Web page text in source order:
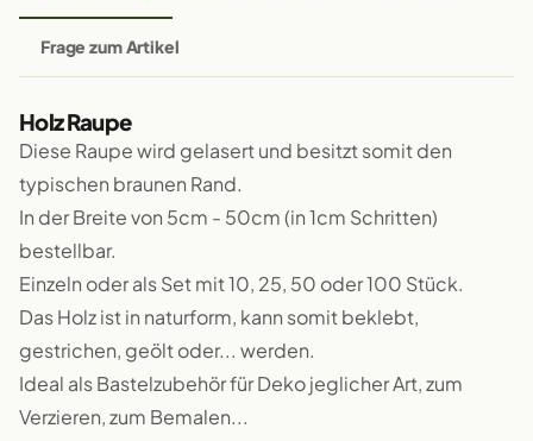
Frage zum Artikel
Holz Raupe
Diese Raupe wird gelasert und besitzt somit den
typischen braunen Rand.
In der Breite von 5cm - 50cm (in 1cm Schritten)
bestellbar.
Einzeln oder als Set mit 10, 25, 50 oder 100 Stück.
Das Holz ist in naturform, kann somit beklebt,
gestrichen, geölt oder... werden.
Ideal als Bastelzubehör für Deko jeglicher Art, zum
Verzieren, zum Bemalen...